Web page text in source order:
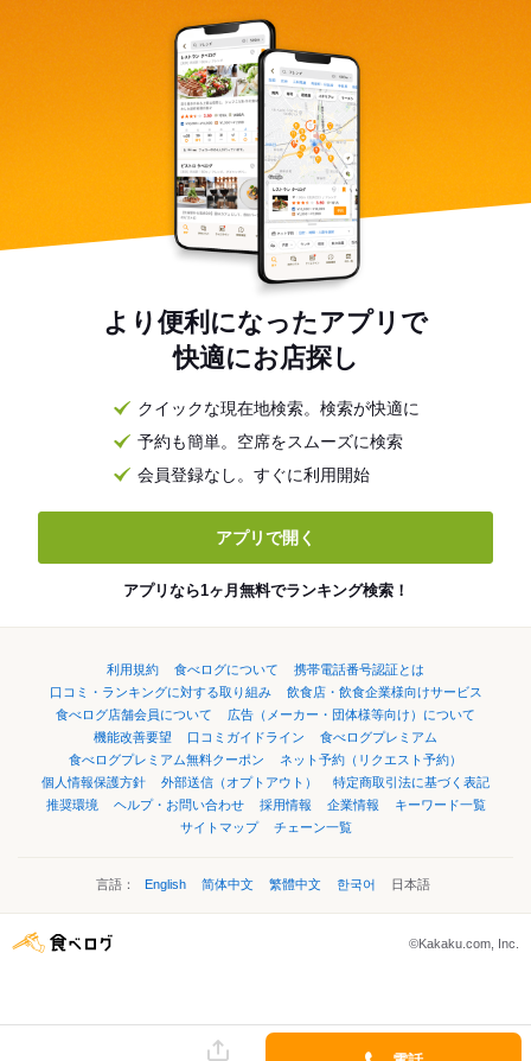
より便利になったアプリで
快適にお店探し
クイックな現在地検索。検索が快適に
予約も簡単。空席をスムーズに検索
会員登録なし。すぐに利用開始
アプリで開く
アプリなら1ヶ月無料でランキング検索！
利用規約 食べログについて
携帯電話番号認証とは
口コミ・ランキングに対する取り組み
飲食店・飲食企業様向けサービス
食べログ店舗会員について
広告（メーカー・団体様等向け）について
機能改善要望
口コミガイドライン
食べログプレミアム
食べログプレミアム無料クーポン
ネット予約（リクエスト予約）
個人情報保護方針
外部送信（オプトアウト）
特定商取引法に基づく表記
推奨環境
ヘルプ・お問い合わせ 採用情報 企業情報
キーワード一覧
サイトマップ
チェーン一覧
言語： English 简体中文 繁體中文 한국어 日本語
©Kakaku.com, Inc.